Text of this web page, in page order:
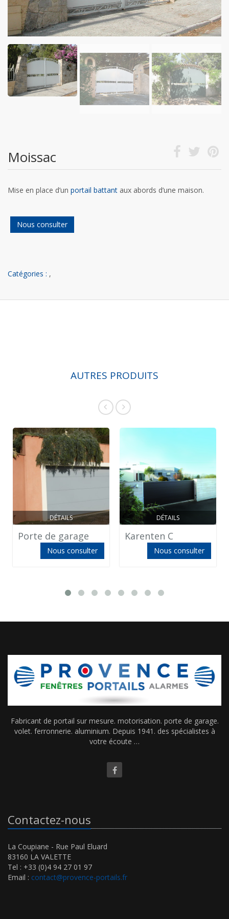
Moissac
Mise en place d’un portail battant aux abords d’une maison.
Nous consulter
Catégories : ,
AUTRES PRODUITS
DÉTAILS
Porte de garage
Nous consulter
DÉTAILS
Karenten C
Nous consulter
Fabricant de portail sur mesure. motorisation. porte de garage.
volet. ferronnerie. aluminium. Depuis 1941. des spécialistes à
votre écoute …
Contactez-nous
La Coupiane - Rue Paul Eluard
83160 LA VALETTE
Tel : +33 (0)4 94 27 01 97
Email : contact@provence-portails.fr